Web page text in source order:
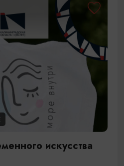
искусства